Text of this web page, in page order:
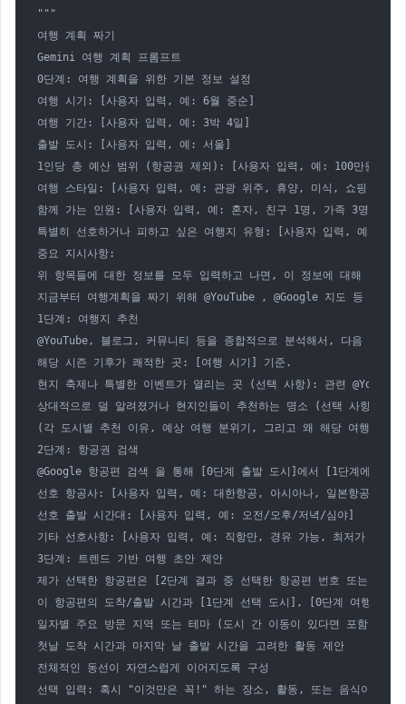
"""
여행 계획 짜기
Gemini 여행 계획 프롬프트
0단계: 여행 계획을 위한 기본 정보 설정
여행 시기: [사용자 입력, 예: 6월 중순]
여행 기간: [사용자 입력, 예: 3박 4일]
출발 도시: [사용자 입력, 예: 서울]
1인당 총 예산 범위 (항공권 제외): [사용자 입력, 예: 100만원 내
여행 스타일: [사용자 입력, 예: 관광 위주, 휴양, 미식, 쇼핑, 자
함께 가는 인원: [사용자 입력, 예: 혼자, 친구 1명, 가족 3명(성인
특별히 선호하거나 피하고 싶은 여행지 유형: [사용자 입력, 예: 대
중요 지시사항:
위 항목들에 대한 정보를 모두 입력하고 나면, 이 정보에 대해 당신
지금부터 여행계획을 짜기 위해 @YouTube , @Google 지도 등
1단계: 여행지 추천
@YouTube, 블로그, 커뮤니티 등을 종합적으로 분석해서, 다음 조
해당 시즌 기후가 쾌적한 곳: [여행 시기] 기준.
현지 축제나 특별한 이벤트가 열리는 곳 (선택 사항): 관련
상대적으로 덜 알려졌거나 현지인들이 추천하는 명소 (선택 사항): 정
(각 도시별 추천 이유, 예상 여행 분위기, 그리고 왜 해당 여행 기간
2단계: 항공권 검색
@Google 항공편 검색 을 통해 [0단계 출발 도시]에서 [1단계에서
선호 항공사: [사용자 입력, 예: 대한항공, 아시아나, 일본항공 등]
선호 출발 시간대: [사용자 입력, 예: 오전/오후/저녁/심야]
기타 선호사항: [사용자 입력, 예: 직항만, 경유 가능, 최저가 우선
3단계: 트렌드 기반 여행 초안 제안
제가 선택한 항공편은 [2단계 결과 중 선택한 항공편 번호 또는 항공
이 항공편의 도착/출발 시간과 [1단계 선택 도시], [0단계 여행 기간]
일자별 주요 방문 지역 또는 테마 (도시 간 이동이 있다면 포함)
첫날 도착 시간과 마지막 날 출발 시간을 고려한 활동 제안
전체적인 동선이 자연스럽게 이어지도록 구성
선택 입력: 혹시 "이것만은 꼭!" 하는 장소, 활동, 또는 음식이 있